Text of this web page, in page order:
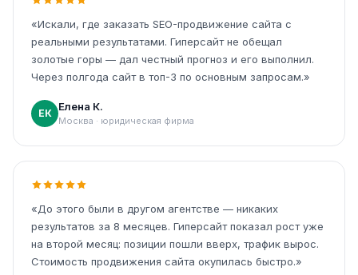
«Искали, где заказать SEO-продвижение сайта с
реальными результатами. Гиперсайт не обещал
золотые горы — дал честный прогноз и его выполнил.
Через полгода сайт в топ-3 по основным запросам.»
ЕК
Елена К.
Москва · юридическая фирма
«До этого были в другом агентстве — никаких
результатов за 8 месяцев. Гиперсайт показал рост уже
на второй месяц: позиции пошли вверх, трафик вырос.
Стоимость продвижения сайта окупилась быстро.»